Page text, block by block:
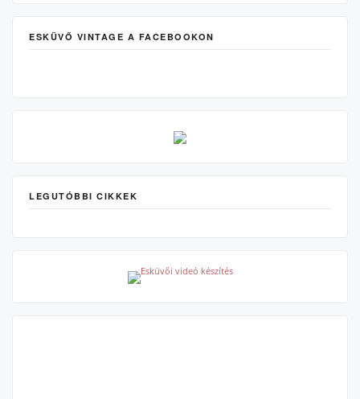
ESKÜVŐ VINTAGE A FACEBOOKON
LEGUTÓBBI CIKKEK